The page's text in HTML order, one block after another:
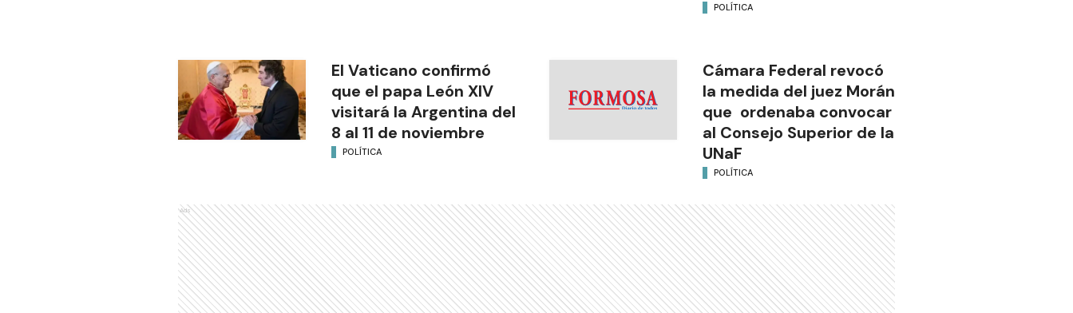
POLÍTICA
El Vaticano confirmó
que el papa León XIV
visitará la Argentina del
8 al 11 de noviembre
POLÍTICA
Cámara Federal revocó
la medida del juez Morán
que ordenaba convocar
al Consejo Superior de la
UNaF
POLÍTICA
Ads